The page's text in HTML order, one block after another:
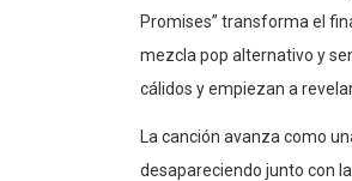
Promises” transforma el
mezcla pop alternativo y
cálidos y empiezan a
La canción avanza como
desapareciendo junto con